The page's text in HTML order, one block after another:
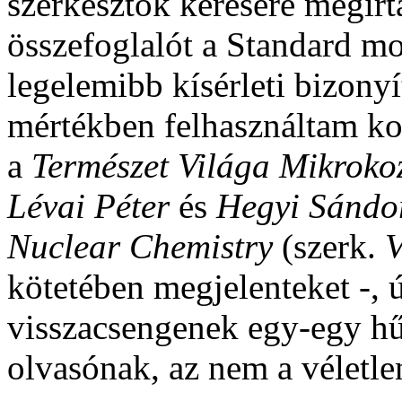
összefoglalót a Standard
legelemibb kísérleti
mértékben felhasználtam
a Természet Világa
Lévai Péterés Hegyi
Nuclear Chemistry(szerk.
kötetében megjelenteket -,
visszacsengenek egy-egy
olvasónak, az nem a